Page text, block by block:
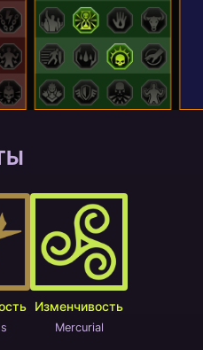
Изменчивость
Mercurial